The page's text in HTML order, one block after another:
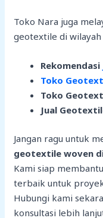
Toko Nara juga
geotextile di
Rekomendasi
Toko
Toko
Jual
Jangan ragu untuk
geotextile woven
Kami siap
terbaik untuk
Hubungi kami
konsultasi lebih